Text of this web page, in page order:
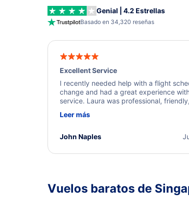
Genial | 4.2 Estrellas
Basado en 34,320 reseñas
Excellent Service
I recently needed help with a flight
change and had a great experience
service. Laura was professional,
a solution and kept me informed of the
Leer más
John Naples
Vuelos baratos de